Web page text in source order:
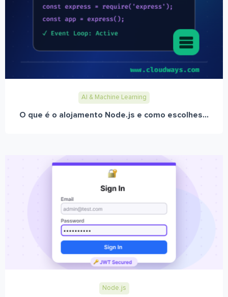
AI & Machine Learning
O que é o alojamento Node.js e como escolhes...
Node.js